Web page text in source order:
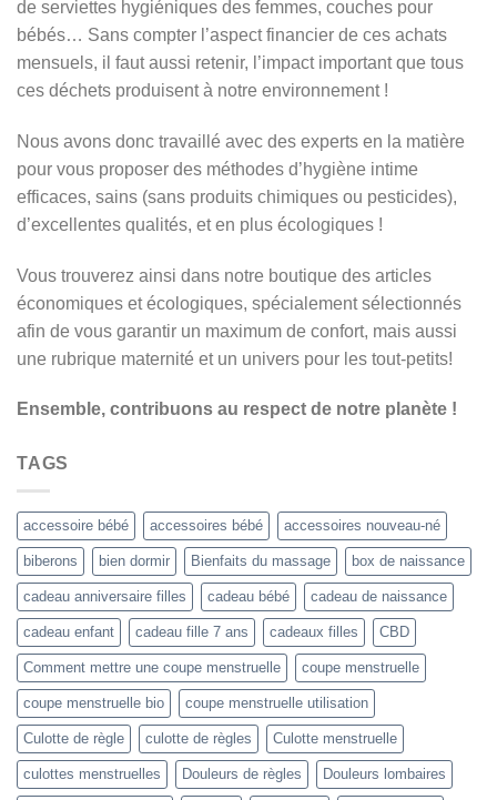
de serviettes hygiéniques des femmes, couches pour
bébés… Sans compter l’aspect financier de ces achats
mensuels, il faut aussi retenir, l’impact important que tous
ces déchets produisent à notre environnement !
Nous avons donc travaillé avec des experts en la matière
pour vous proposer des méthodes d’hygiène intime
efficaces, sains (sans produits chimiques ou pesticides),
d’excellentes qualités, et en plus écologiques !
Vous trouverez ainsi dans notre boutique des articles
économiques et écologiques, spécialement sélectionnés
afin de vous garantir un maximum de confort, mais aussi
une rubrique maternité et un univers pour les tout-petits!
Ensemble, contribuons au respect de notre planète !
TAGS
accessoire bébé accessoires bébé accessoires nouveau-né
biberons bien dormir Bienfaits du massage box de naissance
cadeau anniversaire filles cadeau bébé cadeau de naissance
cadeau enfant cadeau fille 7 ans cadeaux filles CBD
Comment mettre une coupe menstruelle coupe menstruelle
coupe menstruelle bio coupe menstruelle utilisation
Culotte de règle culotte de règles Culotte menstruelle
culottes menstruelles Douleurs de règles Douleurs lombaires